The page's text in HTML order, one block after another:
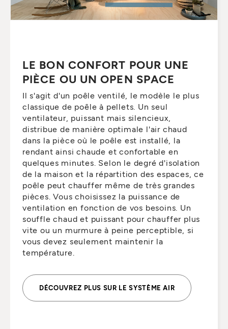
LE BON CONFORT POUR UNE
PIÈCE OU UN OPEN SPACE
Il s'agit d'un poêle ventilé, le modèle le plus
classique de poêle à pellets. Un seul
ventilateur, puissant mais silencieux,
distribue de manière optimale l'air chaud
dans la pièce où le poêle est installé, la
rendant ainsi chaude et confortable en
quelques minutes. Selon le degré d'isolation
de la maison et la répartition des espaces, ce
poêle peut chauffer même de très grandes
pièces. Vous choisissez la puissance de
ventilation en fonction de vos besoins. Un
souffle chaud et puissant pour chauffer plus
vite ou un murmure à peine perceptible, si
vous devez seulement maintenir la
température.
DÉCOUVREZ PLUS SUR LE SYSTÈME AIR